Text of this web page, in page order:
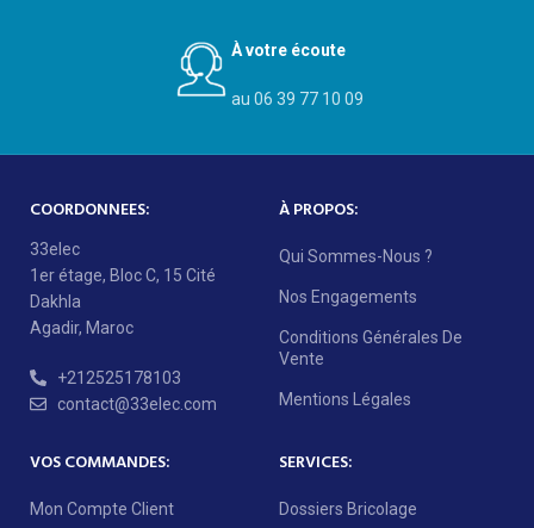
À votre écoute
au 06 39 77 10 09
COORDONNEES:
33elec
1er étage, Bloc C, 15 Cité
Dakhla
Agadir, Maroc
+212525178103
contact@33elec.com
À PROPOS:
Qui Sommes-Nous ?
Nos Engagements
Conditions Générales De
Vente
Mentions Légales
VOS COMMANDES:
Mon Compte Client
SERVICES:
Dossiers Bricolage